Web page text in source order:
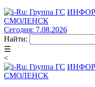
СМОЛЕНСК
Сегодня: 7.08.2026
Найти:
☰
<
СМОЛЕНСК